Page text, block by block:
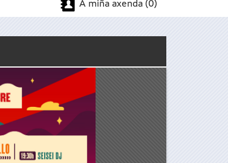
A miña axenda (0)